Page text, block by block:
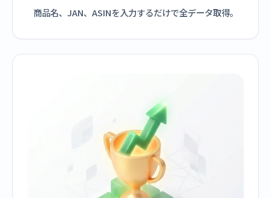
商品名、JAN、ASINを入力するだけで全データ取得。